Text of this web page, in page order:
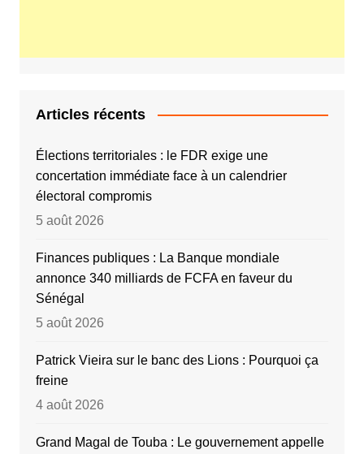
Articles récents
Élections territoriales : le FDR exige une
concertation immédiate face à un calendrier
électoral compromis
5 août 2026
Finances publiques : La Banque mondiale
annonce 340 milliards de FCFA en faveur du
Sénégal
5 août 2026
Patrick Vieira sur le banc des Lions : Pourquoi ça
freine
4 août 2026
Grand Magal de Touba : Le gouvernement appelle